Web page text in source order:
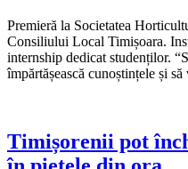
Premieră la Societatea
Consiliului Local Timișoara.
internship dedicat studenților.
împărtășească cunoștințele și
Timișorenii pot